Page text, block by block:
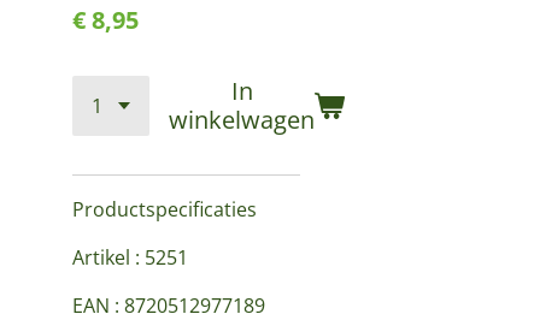
€ 8,95
In
winkelwagen
Productspecificaties
Artikel : 5251
EAN : 8720512977189